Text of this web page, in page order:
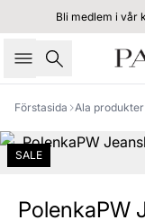
Bli medlem i vår
Sök
Förstasida Ala produkter
SALE
PolenkaPW